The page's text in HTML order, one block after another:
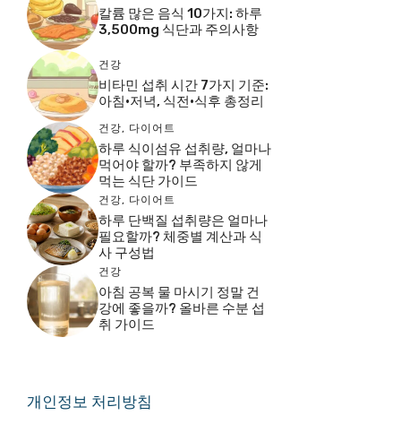
칼륨 많은 음식 10가지: 하루
3,500mg 식단과 주의사항
건강
비타민 섭취 시간 7가지 기준:
아침·저녁, 식전·식후 총정리
건강, 다이어트
하루 식이섬유 섭취량, 얼마나
먹어야 할까? 부족하지 않게
먹는 식단 가이드
건강, 다이어트
하루 단백질 섭취량은 얼마나
필요할까? 체중별 계산과 식
사 구성법
건강
아침 공복 물 마시기 정말 건
강에 좋을까? 올바른 수분 섭
취 가이드
개인정보 처리방침